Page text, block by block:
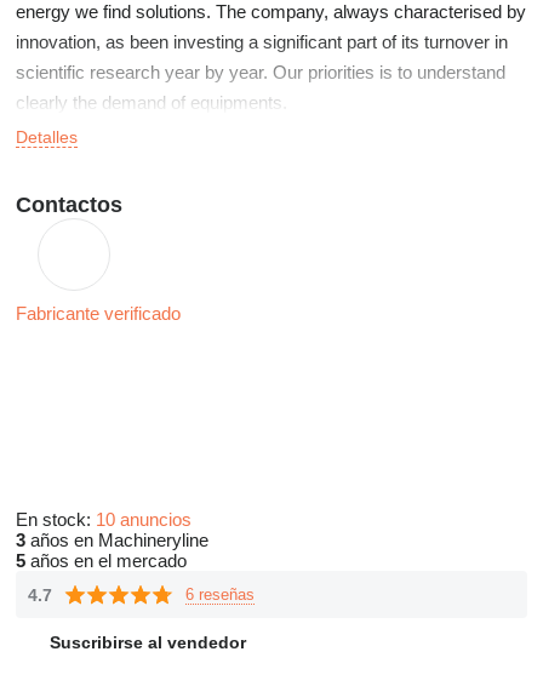
energy we find solutions. The company, always characterised by
innovation, as been investing a significant part of its turnover in
scientific research year by year. Our priorities is to understand
clearly the demand of equipments.
Detalles
Contactos
Fabricante verificado
En stock: 10 anuncios
3 años en Machineryline
5 años en el mercado
4.7 6 reseñas
Suscribirse al vendedor